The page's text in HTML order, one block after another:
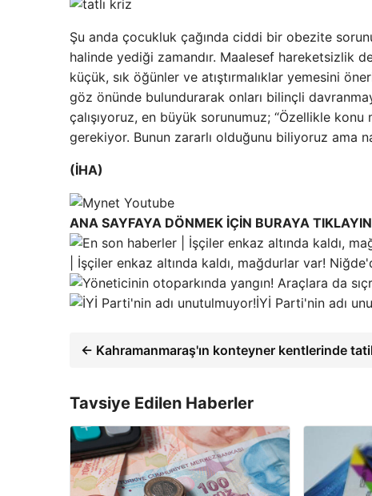
Şu anda çocukluk çağında ciddi bir obezite
halinde yediği zamandır. Maalesef hareketsizlik
küçük, sık öğünler ve atıştırmalıklar yemesini
göz önünde bulundurarak onları bilinçli
çalışıyoruz, en büyük sorunumuz; “Özellikle
gerekiyor. Bunun zararlı olduğunu biliyoruz ama
(İHA)
ANA SAYFAYA DÖNMEK İÇİN BURAYA TIKLAYIN
| İşçiler enkaz altında kaldı, mağdurlar var!
İYİ Parti'nin adı
← Kahramanmaraş'ın konteyner kentlerinde tatil
Tavsiye Edilen Haberler